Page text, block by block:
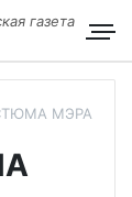
газета
МЭРА